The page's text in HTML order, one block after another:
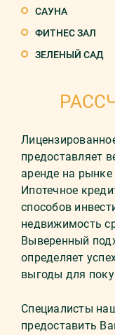
САУНА
ФИТНЕС ЗАЛ
ЗЕЛЕНЫЙ САД
предоставляет
аренде на
Ипотечное
способов
недвижимость
Выверенный
определяет
выгоды для
Специалисты
предоставить